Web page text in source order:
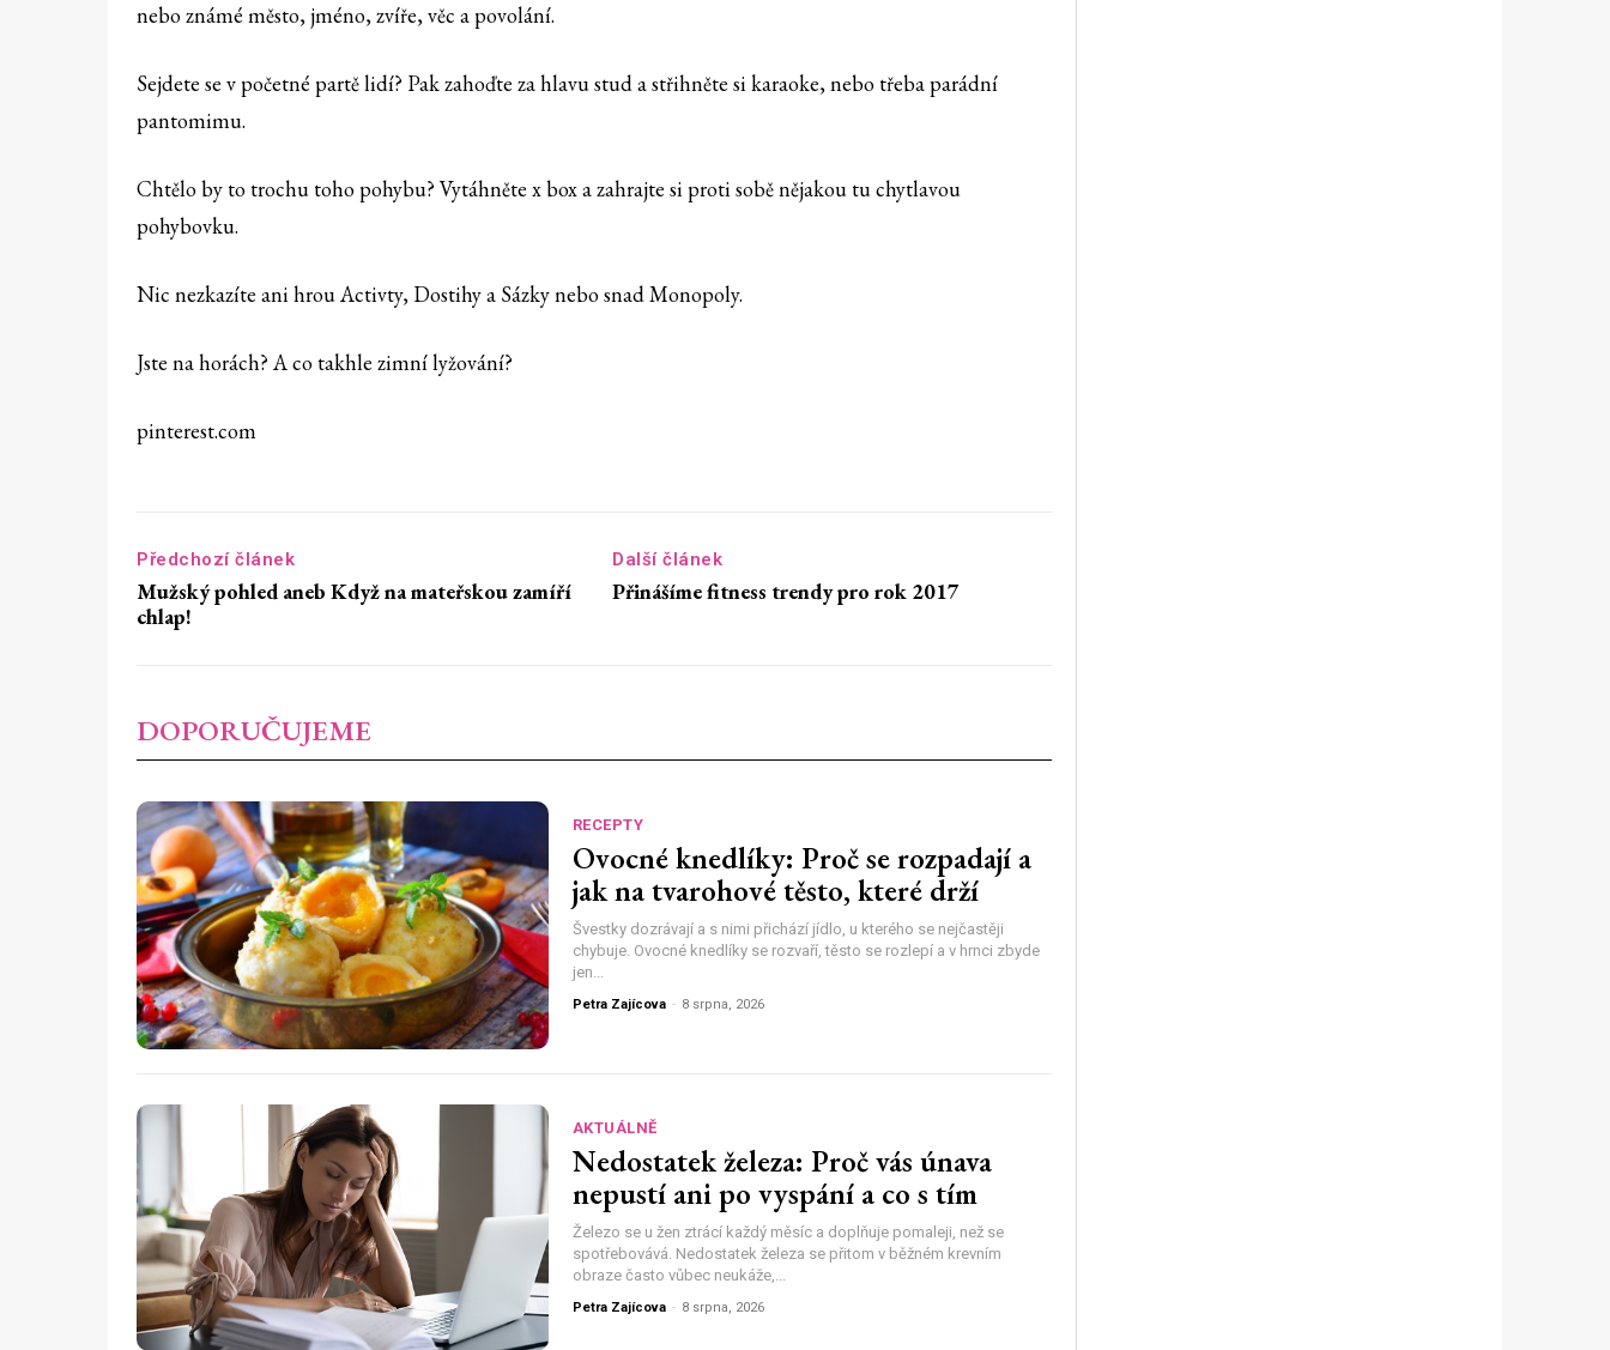
nebo známé město, jméno, zvíře, věc a povolání.
Sejdete se v početné partě lidí? Pak zahoďte za hlavu stud a střihněte si karaoke, nebo třeba parádní
pantomimu.
Chtělo by to trochu toho pohybu? Vytáhněte x box a zahrajte si proti sobě nějakou tu chytlavou
pohybovku.
Nic nezkazíte ani hrou Activty, Dostihy a Sázky nebo snad Monopoly.
Jste na horách? A co takhle zimní lyžování?
pinterest.com
Předchozí článek
Mužský pohled aneb Když na mateřskou zamíří
chlap!
Další článek
Přinášíme fitness trendy pro rok 2017
DOPORUČUJEME
RECEPTY
Ovocné knedlíky: Proč se rozpadají a
jak na tvarohové těsto, které drží
Švestky dozrávají a s nimi přichází jídlo, u kterého se nejčastěji
chybuje. Ovocné knedlíky se rozvaří, těsto se rozlepí a v hrnci zbyde
jen...
Petra Zajícova - 8 srpna, 2026
AKTUÁLNĚ
Nedostatek železa: Proč vás únava
nepustí ani po vyspání a co s tím
Železo se u žen ztrácí každý měsíc a doplňuje pomaleji, než se
spotřebovává. Nedostatek železa se přitom v běžném krevním
obraze často vůbec neukáže,...
Petra Zajícova - 8 srpna, 2026